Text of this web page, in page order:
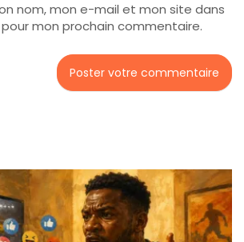
nom, mon e-mail et mon site dans
mon prochain commentaire.